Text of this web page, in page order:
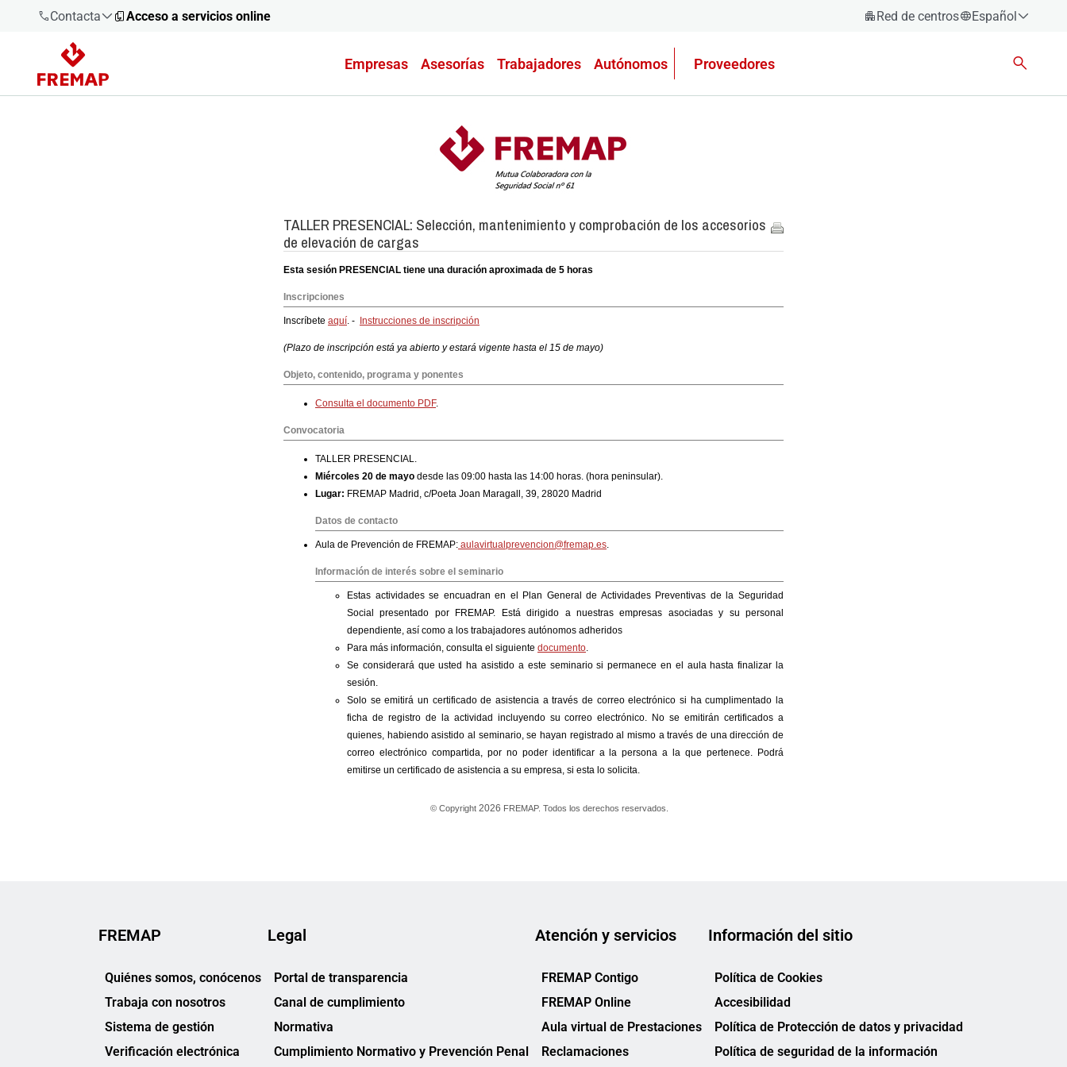
Contacta
900 61 00
61
Acceso a servicios online Red de centros
Español
Empresas Asesorías Trabajadores Autónomos Proveedores
FREMAP
Quiénes somos, conócenos
Trabaja con nosotros
Sistema de gestión
Verificación electrónica
Legal
Portal de transparencia
Canal de cumplimiento
Normativa
Cumplimiento Normativo y Prevención Penal
Atención y servicios
FREMAP Contigo
FREMAP Online
Aula virtual de Prestaciones
Reclamaciones
Información del sitio
Política de Cookies
Accesibilidad
Política de Protección de datos y privacidad
Política de seguridad de la información